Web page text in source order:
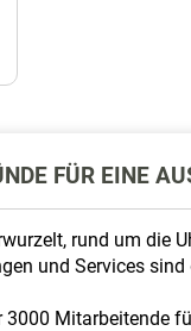
FÜR EINE
rund um die
und Services
3000 Mitarbeitende